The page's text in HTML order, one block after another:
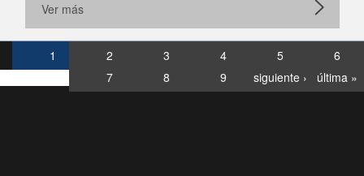
Ver más
1 2 3 4 5
6
7
8 9 siguiente › última »